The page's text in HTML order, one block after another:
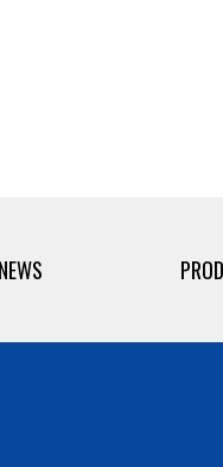
NEWS